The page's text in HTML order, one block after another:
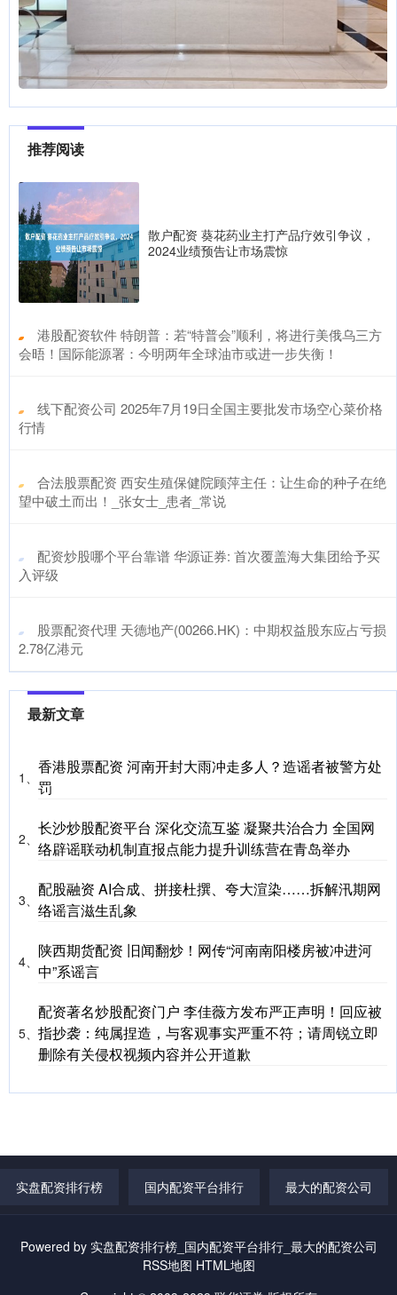
推荐阅读
散户配资 葵花药业主打产品疗效引争议，
2024业绩预告让市场震惊
​港股配资软件 特朗普：若“特普会”顺利，将进行美俄乌三方
会晤！国际能源署：今明两年全球油市或进一步失衡！
​线下配资公司 2025年7月19日全国主要批发市场空心菜价格
行情
​合法股票配资 西安生殖保健院顾萍主任：让生命的种子在绝
望中破土而出！_张女士_患者_常说
​配资炒股哪个平台靠谱 华源证券: 首次覆盖海大集团给予买
入评级
​股票配资代理 天德地产(00266.HK)：中期权益股东应占亏损
2.78亿港元
最新文章
1、
香港股票配资 河南开封大雨冲走多人？造谣者被警方处
罚
2、
长沙炒股配资平台 深化交流互鉴 凝聚共治合力 全国网
络辟谣联动机制直报点能力提升训练营在青岛举办
3、
配股融资 AI合成、拼接杜撰、夸大渲染……拆解汛期网
络谣言滋生乱象
4、
陕西期货配资 旧闻翻炒！网传“河南南阳楼房被冲进河
中”系谣言
5、
配资著名炒股配资门户 李佳薇方发布严正声明！回应被
指抄袭：纯属捏造，与客观事实严重不符；请周锐立即
删除有关侵权视频内容并公开道歉
实盘配资排行榜 国内配资平台排行 最大的配资公司
Powered by 实盘配资排行榜_国内配资平台排行_最大的配资公司
RSS地图 HTML地图